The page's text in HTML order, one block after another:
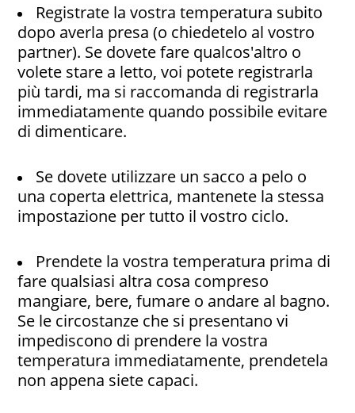
Registrate la vostra temperatura subito
dopo averla presa (o chiedetelo al vostro
partner). Se dovete fare qualcos'altro o
volete stare a letto, voi potete registrarla
più tardi, ma si raccomanda di registrarla
immediatamente quando possibile evitare
di dimenticare.
Se dovete utilizzare un sacco a pelo o
una coperta elettrica, mantenete la stessa
impostazione per tutto il vostro ciclo.
Prendete la vostra temperatura prima di
fare qualsiasi altra cosa compreso
mangiare, bere, fumare o andare al bagno.
Se le circostanze che si presentano vi
impediscono di prendere la vostra
temperatura immediatamente, prendetela
non appena siete capaci.